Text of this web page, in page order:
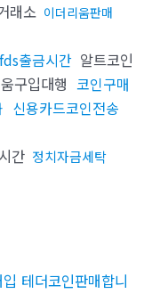
래소 이더리움판매
출금시간 알트코인
구입대행 코인구매
신용카드코인전송
간 정치자금세탁
테더코인판매합니